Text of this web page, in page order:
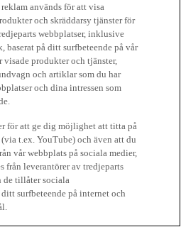
används för att visa
och skräddarsy tjänster för
webbplatser, inklusive
baserat på ditt surfbeteende på vår
visade produkter och tjänster,
och artiklar som du har
och dina intressen som
för att ge dig möjlighet att titta på
t.ex. YouTube) och även att du
vår webbplats på sociala medier,
från leverantörer av tredjeparts
de tillåter sociala
surfbeteende på internet och